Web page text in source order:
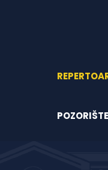
POZORIŠTE